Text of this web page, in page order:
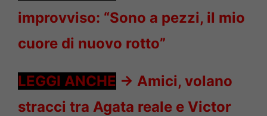
improvviso: “Sono a pezzi, il mio
cuore di nuovo rotto”
LEGGI ANCHE -> Amici, volano
stracci tra Agata reale e Victor